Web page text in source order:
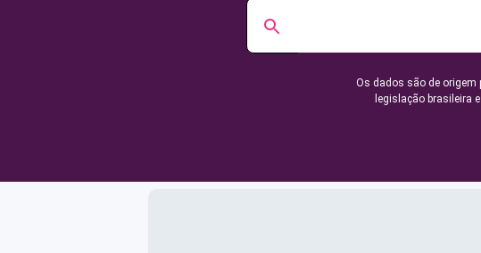
Os dados são de origem
legislação brasileira